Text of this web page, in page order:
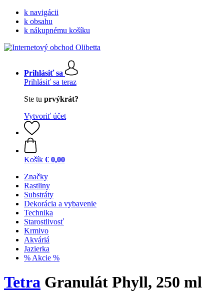
k navigácii
k obsahu
k nákupnému košíku
Prihlásiť sa
Prihlásiť sa teraz
Ste tu prvýkrát?
Vytvoriť účet
Košík € 0,00
Značky
Rastliny
Substráty
Dekorácia a vybavenie
Technika
Starostlivosť
Krmivo
Akváriá
Jazierka
% Akcie %
Tetra Granulát Phyll, 250 ml